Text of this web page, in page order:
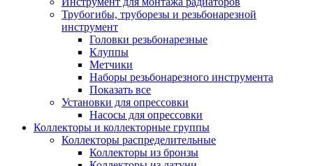
Трубогибы, труборезы и резьбонарезной
инструмент
Головки резьбонарезные
Клуппы
Метчики
Наборы резьбонарезного инструмента
Показать все
Установки для опрессовки
Насосы для опрессовки
Коллекторы и коллекторные группы
Коллекторы распределительные
Коллекторы из бронзы